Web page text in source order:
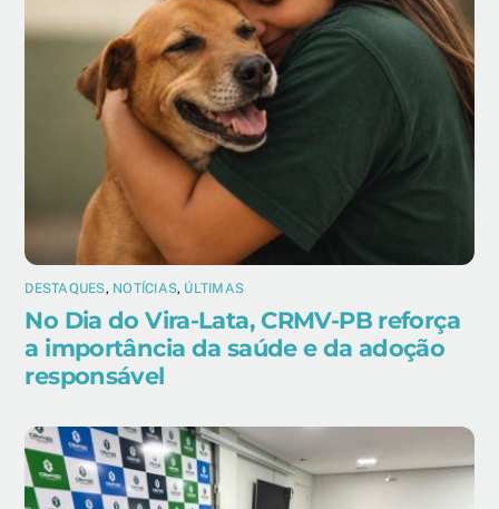
DESTAQUES, NOTÍCIAS, ÚLTIMAS
No Dia do Vira-Lata, CRMV-PB reforça
a importância da saúde e da adoção
responsável